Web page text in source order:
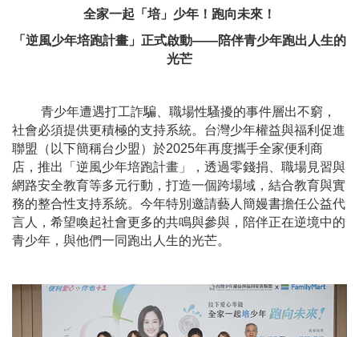
全家一起「培」少年！跑向未來！
「逆風少年培跑計畫」正式啟動——陪伴青少年跑出人生的
光芒
青少年遭遇打工詐騙、職場性騷擾的事件層出不窮，
社會必須提供更積極的支持系統。台灣少年權益與福利促進
聯盟（以下簡稱台少盟）於2025年再度攜手全家便利商
店，推出「逆風少年培跑計畫」，透過零錢捐、職場見習與
網路安全教育等多元行動，打造一個跨場域，結合教育與實
務的整合性支持系統。今年特別邀請藝人簡嫚書擔任公益代
言人，希望喚起社會更多的共鳴與參與，陪伴正在逆境中的
青少年，與他們一同跑出人生的光芒。